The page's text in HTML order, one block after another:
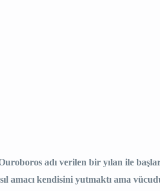
adı verilen bir yılan ile
amacı kendisini yutmaktı ama